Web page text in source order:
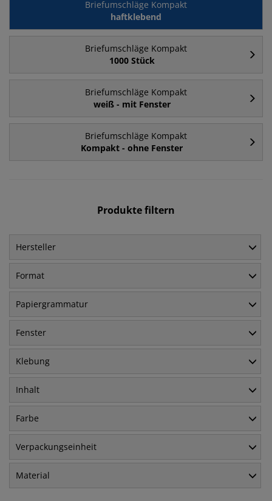
Briefumschläge Kompakt
haftklebend
Briefumschläge Kompakt
1000 Stück
Briefumschläge Kompakt
weiß - mit Fenster
Briefumschläge Kompakt
Kompakt - ohne Fenster
Produkte filtern
Hersteller
Format
Papiergrammatur
Fenster
Klebung
Inhalt
Farbe
Verpackungseinheit
Material